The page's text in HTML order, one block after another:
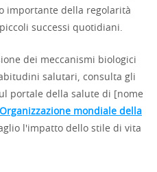
importante della regolarità
successi quotidiani.
dei meccanismi biologici
salutari, consulta gli
portale della salute di [nome
Organizzazione mondiale della
l'impatto dello stile di vita